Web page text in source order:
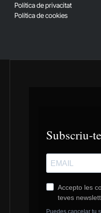
Política de privacitat
Política de cookies